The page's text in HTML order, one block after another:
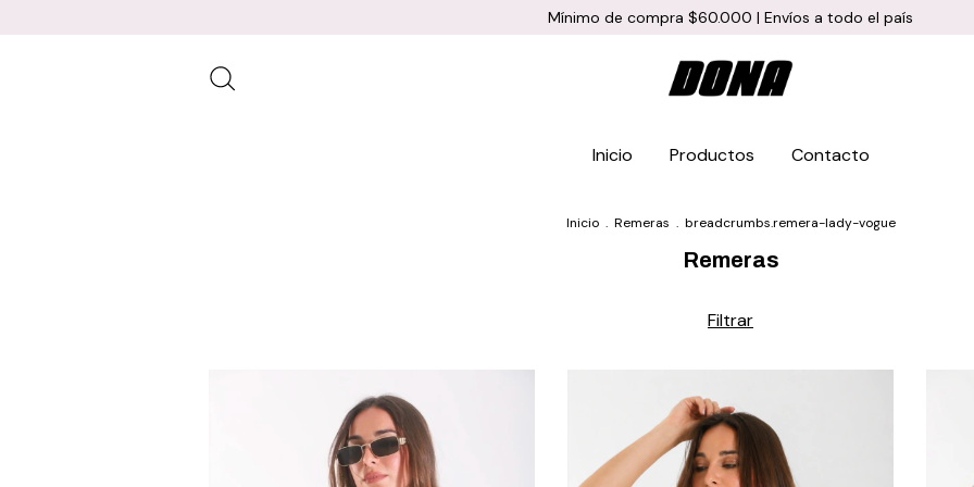
Mínimo de compra $60.000 | Envíos a todo el país
Inicio Productos Contacto
Inicio . Remeras . breadcrumbs.remera-lady-vogue
Remeras
Filtrar